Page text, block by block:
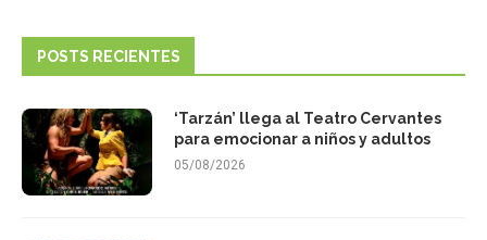
POSTS RECIENTES
‘Tarzán’ llega al Teatro Cervantes
para emocionar a niños y adultos
05/08/2026